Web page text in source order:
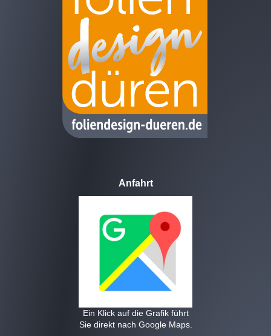
Anfahrt
Ein Klick auf die Grafik führt
Sie direkt nach Google Maps.